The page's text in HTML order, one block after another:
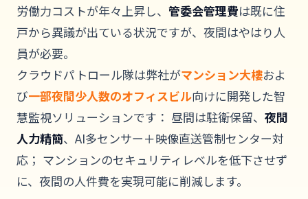
労働力コストが年々上昇し、 管委会管理費は既に住
戸から異議が出ている状況ですが、夜間はやはり人
員が必要。
クラウドパトロール隊は弊社がマンション大樓およ
び一部夜間少人数のオフィスビル向けに開発した智
慧監視ソリューションです： 昼間は駐衛保留、 夜間
人力精簡、AI多センサー＋映像直送管制センター対
応； マンションのセキュリティレベルを低下させず
に、夜間の人件費を実現可能に削減します。